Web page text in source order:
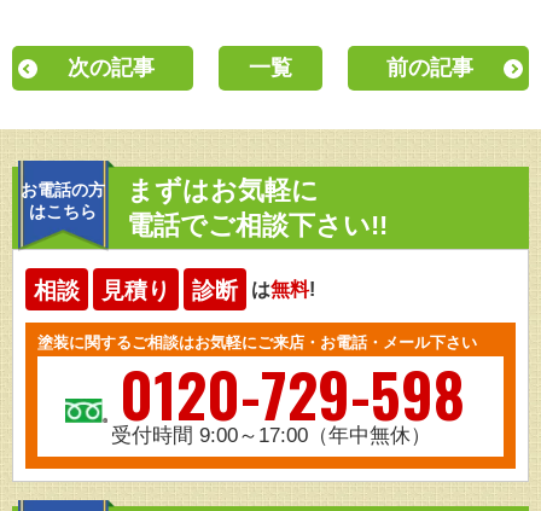
次の記事 一覧 前の記事
お電話の方
はこちら
まずはお気軽に
電話でご相談下さい!!
相談 見積り 診断 は無料!
塗装に関するご相談はお気軽にご来店・お電話・メール下さい
0120-729-598
受付時間 9:00～17:00（年中無休）